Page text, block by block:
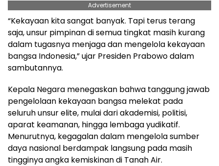
Advertisement
“Kekayaan kita sangat banyak. Tapi terus terang
saja, unsur pimpinan di semua tingkat masih kurang
dalam tugasnya menjaga dan mengelola kekayaan
bangsa Indonesia,” ujar Presiden Prabowo dalam
sambutannya.
Kepala Negara menegaskan bahwa tanggung jawab
pengelolaan kekayaan bangsa melekat pada
seluruh unsur elite, mulai dari akademisi, politisi,
aparat keamanan, hingga lembaga yudikatif.
Menurutnya, kegagalan dalam mengelola sumber
daya nasional berdampak langsung pada masih
tingginya angka kemiskinan di Tanah Air.